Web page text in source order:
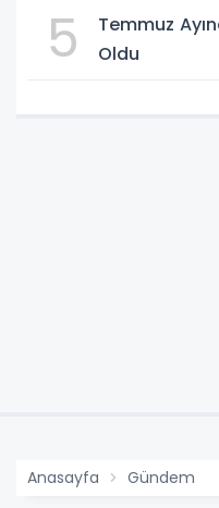
5
Temmuz
Oldu
Anasayfa Gündem